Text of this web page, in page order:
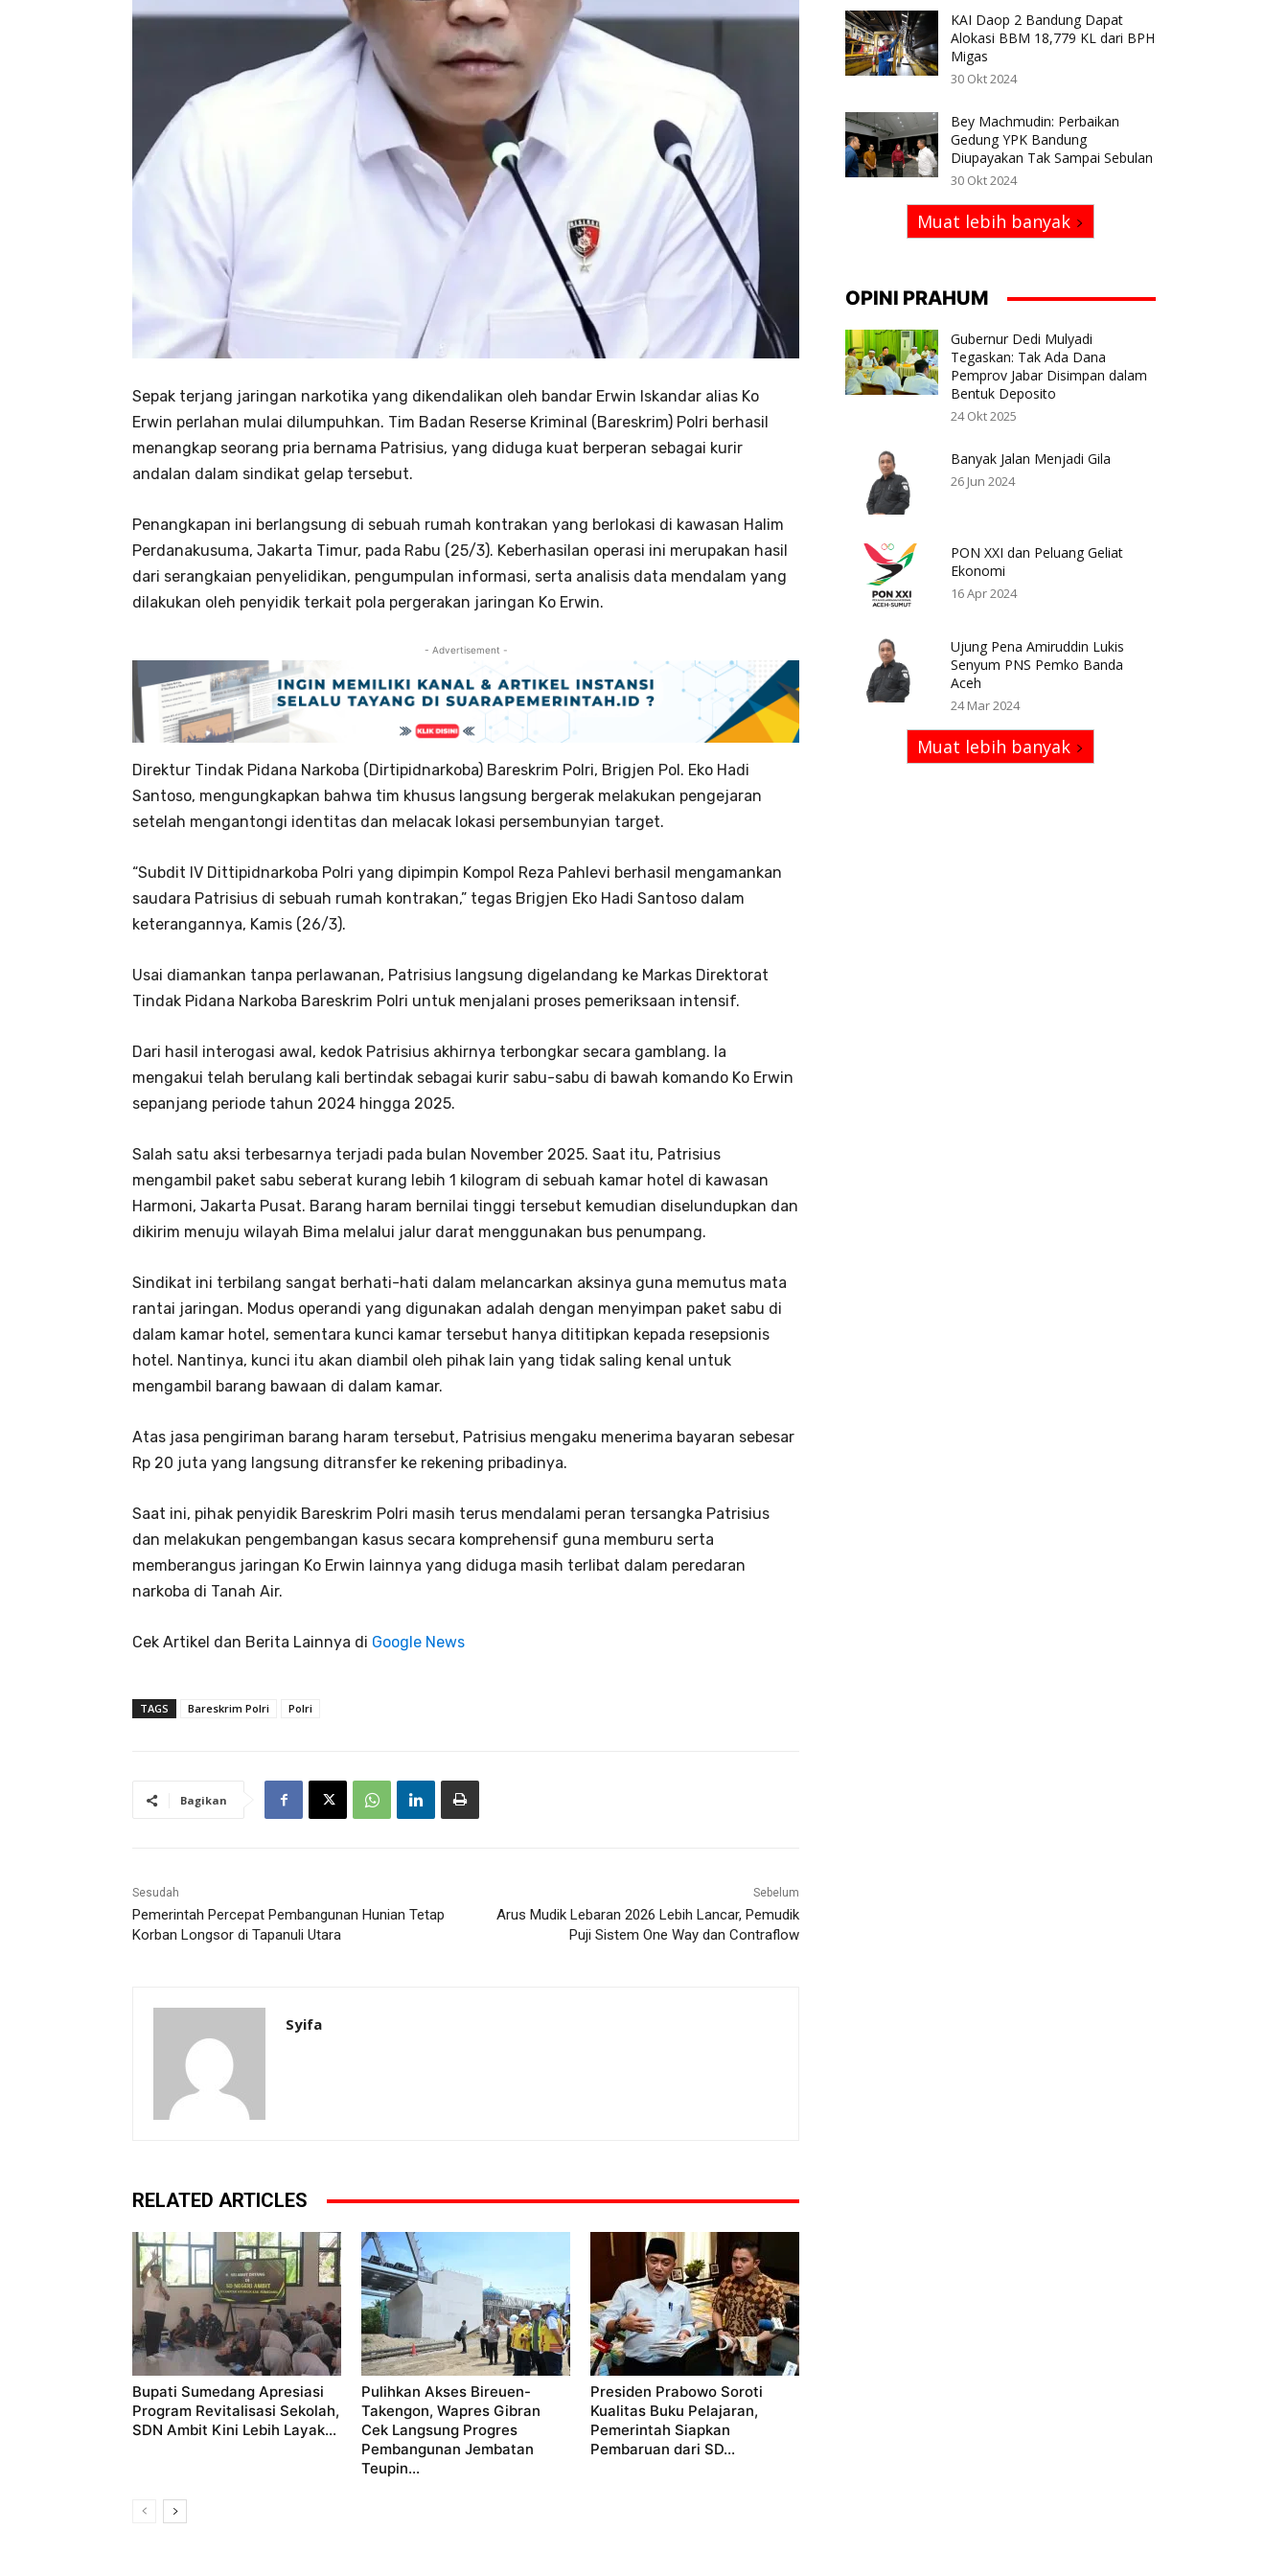
Sepak terjang jaringan narkotika yang dikendalikan oleh bandar Erwin Iskandar alias Ko
Erwin perlahan mulai dilumpuhkan. Tim Badan Reserse Kriminal (Bareskrim) Polri berhasil
menangkap seorang pria bernama Patrisius, yang diduga kuat berperan sebagai kurir
andalan dalam sindikat gelap tersebut.
Penangkapan ini berlangsung di sebuah rumah kontrakan yang berlokasi di kawasan Halim
Perdanakusuma, Jakarta Timur, pada Rabu (25/3). Keberhasilan operasi ini merupakan hasil
dari serangkaian penyelidikan, pengumpulan informasi, serta analisis data mendalam yang
dilakukan oleh penyidik terkait pola pergerakan jaringan Ko Erwin.
- Advertisement -
Direktur Tindak Pidana Narkoba (Dirtipidnarkoba) Bareskrim Polri, Brigjen Pol. Eko Hadi
Santoso, mengungkapkan bahwa tim khusus langsung bergerak melakukan pengejaran
setelah mengantongi identitas dan melacak lokasi persembunyian target.
“Subdit IV Dittipidnarkoba Polri yang dipimpin Kompol Reza Pahlevi berhasil mengamankan
saudara Patrisius di sebuah rumah kontrakan,” tegas Brigjen Eko Hadi Santoso dalam
keterangannya, Kamis (26/3).
Usai diamankan tanpa perlawanan, Patrisius langsung digelandang ke Markas Direktorat
Tindak Pidana Narkoba Bareskrim Polri untuk menjalani proses pemeriksaan intensif.
Dari hasil interogasi awal, kedok Patrisius akhirnya terbongkar secara gamblang. Ia
mengakui telah berulang kali bertindak sebagai kurir sabu-sabu di bawah komando Ko Erwin
sepanjang periode tahun 2024 hingga 2025.
Salah satu aksi terbesarnya terjadi pada bulan November 2025. Saat itu, Patrisius
mengambil paket sabu seberat kurang lebih 1 kilogram di sebuah kamar hotel di kawasan
Harmoni, Jakarta Pusat. Barang haram bernilai tinggi tersebut kemudian diselundupkan dan
dikirim menuju wilayah Bima melalui jalur darat menggunakan bus penumpang.
Sindikat ini terbilang sangat berhati-hati dalam melancarkan aksinya guna memutus mata
rantai jaringan. Modus operandi yang digunakan adalah dengan menyimpan paket sabu di
dalam kamar hotel, sementara kunci kamar tersebut hanya dititipkan kepada resepsionis
hotel. Nantinya, kunci itu akan diambil oleh pihak lain yang tidak saling kenal untuk
mengambil barang bawaan di dalam kamar.
Atas jasa pengiriman barang haram tersebut, Patrisius mengaku menerima bayaran sebesar
Rp 20 juta yang langsung ditransfer ke rekening pribadinya.
Saat ini, pihak penyidik Bareskrim Polri masih terus mendalami peran tersangka Patrisius
dan melakukan pengembangan kasus secara komprehensif guna memburu serta
memberangus jaringan Ko Erwin lainnya yang diduga masih terlibat dalam peredaran
narkoba di Tanah Air.
Cek Artikel dan Berita Lainnya di Google News
TAGS Bareskrim Polri Polri
Bagikan
Sesudah
Pemerintah Percepat Pembangunan Hunian Tetap
Korban Longsor di Tapanuli Utara
Sebelum
Arus Mudik Lebaran 2026 Lebih Lancar, Pemudik
Puji Sistem One Way dan Contraflow
Syifa
RELATED ARTICLES
Bupati Sumedang Apresiasi
Program Revitalisasi Sekolah,
SDN Ambit Kini Lebih Layak...
Pulihkan Akses Bireuen-
Takengon, Wapres Gibran
Cek Langsung Progres
Pembangunan Jembatan
Teupin...
Presiden Prabowo Soroti
Kualitas Buku Pelajaran,
Pemerintah Siapkan
Pembaruan dari SD...
KAI Daop 2 Bandung Dapat
Alokasi BBM 18,779 KL dari BPH
Migas
30 Okt 2024
Bey Machmudin: Perbaikan
Gedung YPK Bandung
Diupayakan Tak Sampai Sebulan
30 Okt 2024
Muat lebih banyak
OPINI PRAHUM
Gubernur Dedi Mulyadi
Tegaskan: Tak Ada Dana
Pemprov Jabar Disimpan dalam
Bentuk Deposito
24 Okt 2025
Banyak Jalan Menjadi Gila
26 Jun 2024
PON XXI dan Peluang Geliat
Ekonomi
16 Apr 2024
Ujung Pena Amiruddin Lukis
Senyum PNS Pemko Banda
Aceh
24 Mar 2024
Muat lebih banyak